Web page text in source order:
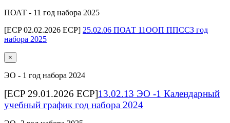
ПОАТ - 11 год набора 2025
[ECP 02.02.2026 ECP] 25.02.06 ПОАТ 11ООП ППССЗ год
набора 2025
×
ЭО - 1 год набора 2024
[ECP 29.01.2026 ECP]13.02.13 ЭО -1 Календарный
учебный график год набора 2024